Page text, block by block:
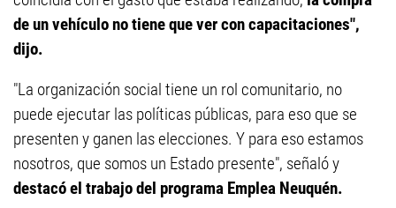
de un vehículo no tiene que ver con capacitaciones",
dijo.
"La organización social tiene un rol comunitario, no
puede ejecutar las políticas públicas, para eso que se
presenten y ganen las elecciones. Y para eso estamos
nosotros, que somos un Estado presente", señaló y
destacó el trabajo del programa Emplea Neuquén.